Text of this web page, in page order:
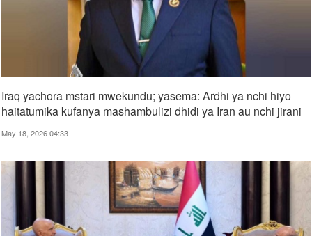
Iraq yachora mstari mwekundu; yasema: Ardhi ya nchi hiyo
haitatumika kufanya mashambulizi dhidi ya Iran au nchi jirani
May 18, 2026 04:33